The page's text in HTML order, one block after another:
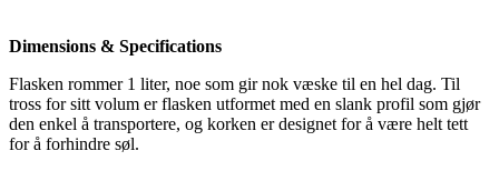
Dimensions & Specifications
Flasken rommer 1 liter, noe som gir nok væske til en hel dag. Til
tross for sitt volum er flasken utformet med en slank profil som gjør
den enkel å transportere, og korken er designet for å være helt tett
for å forhindre søl.